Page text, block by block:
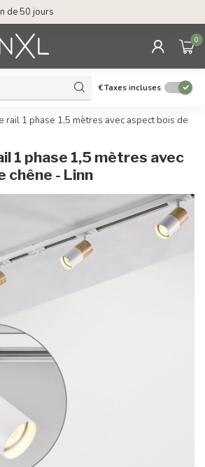
de 50 jours
0
€Taxes incluses
rail 1 phase 1,5 mètres avec aspect bois de
1 phase 1,5 mètres avec
chêne - Linn